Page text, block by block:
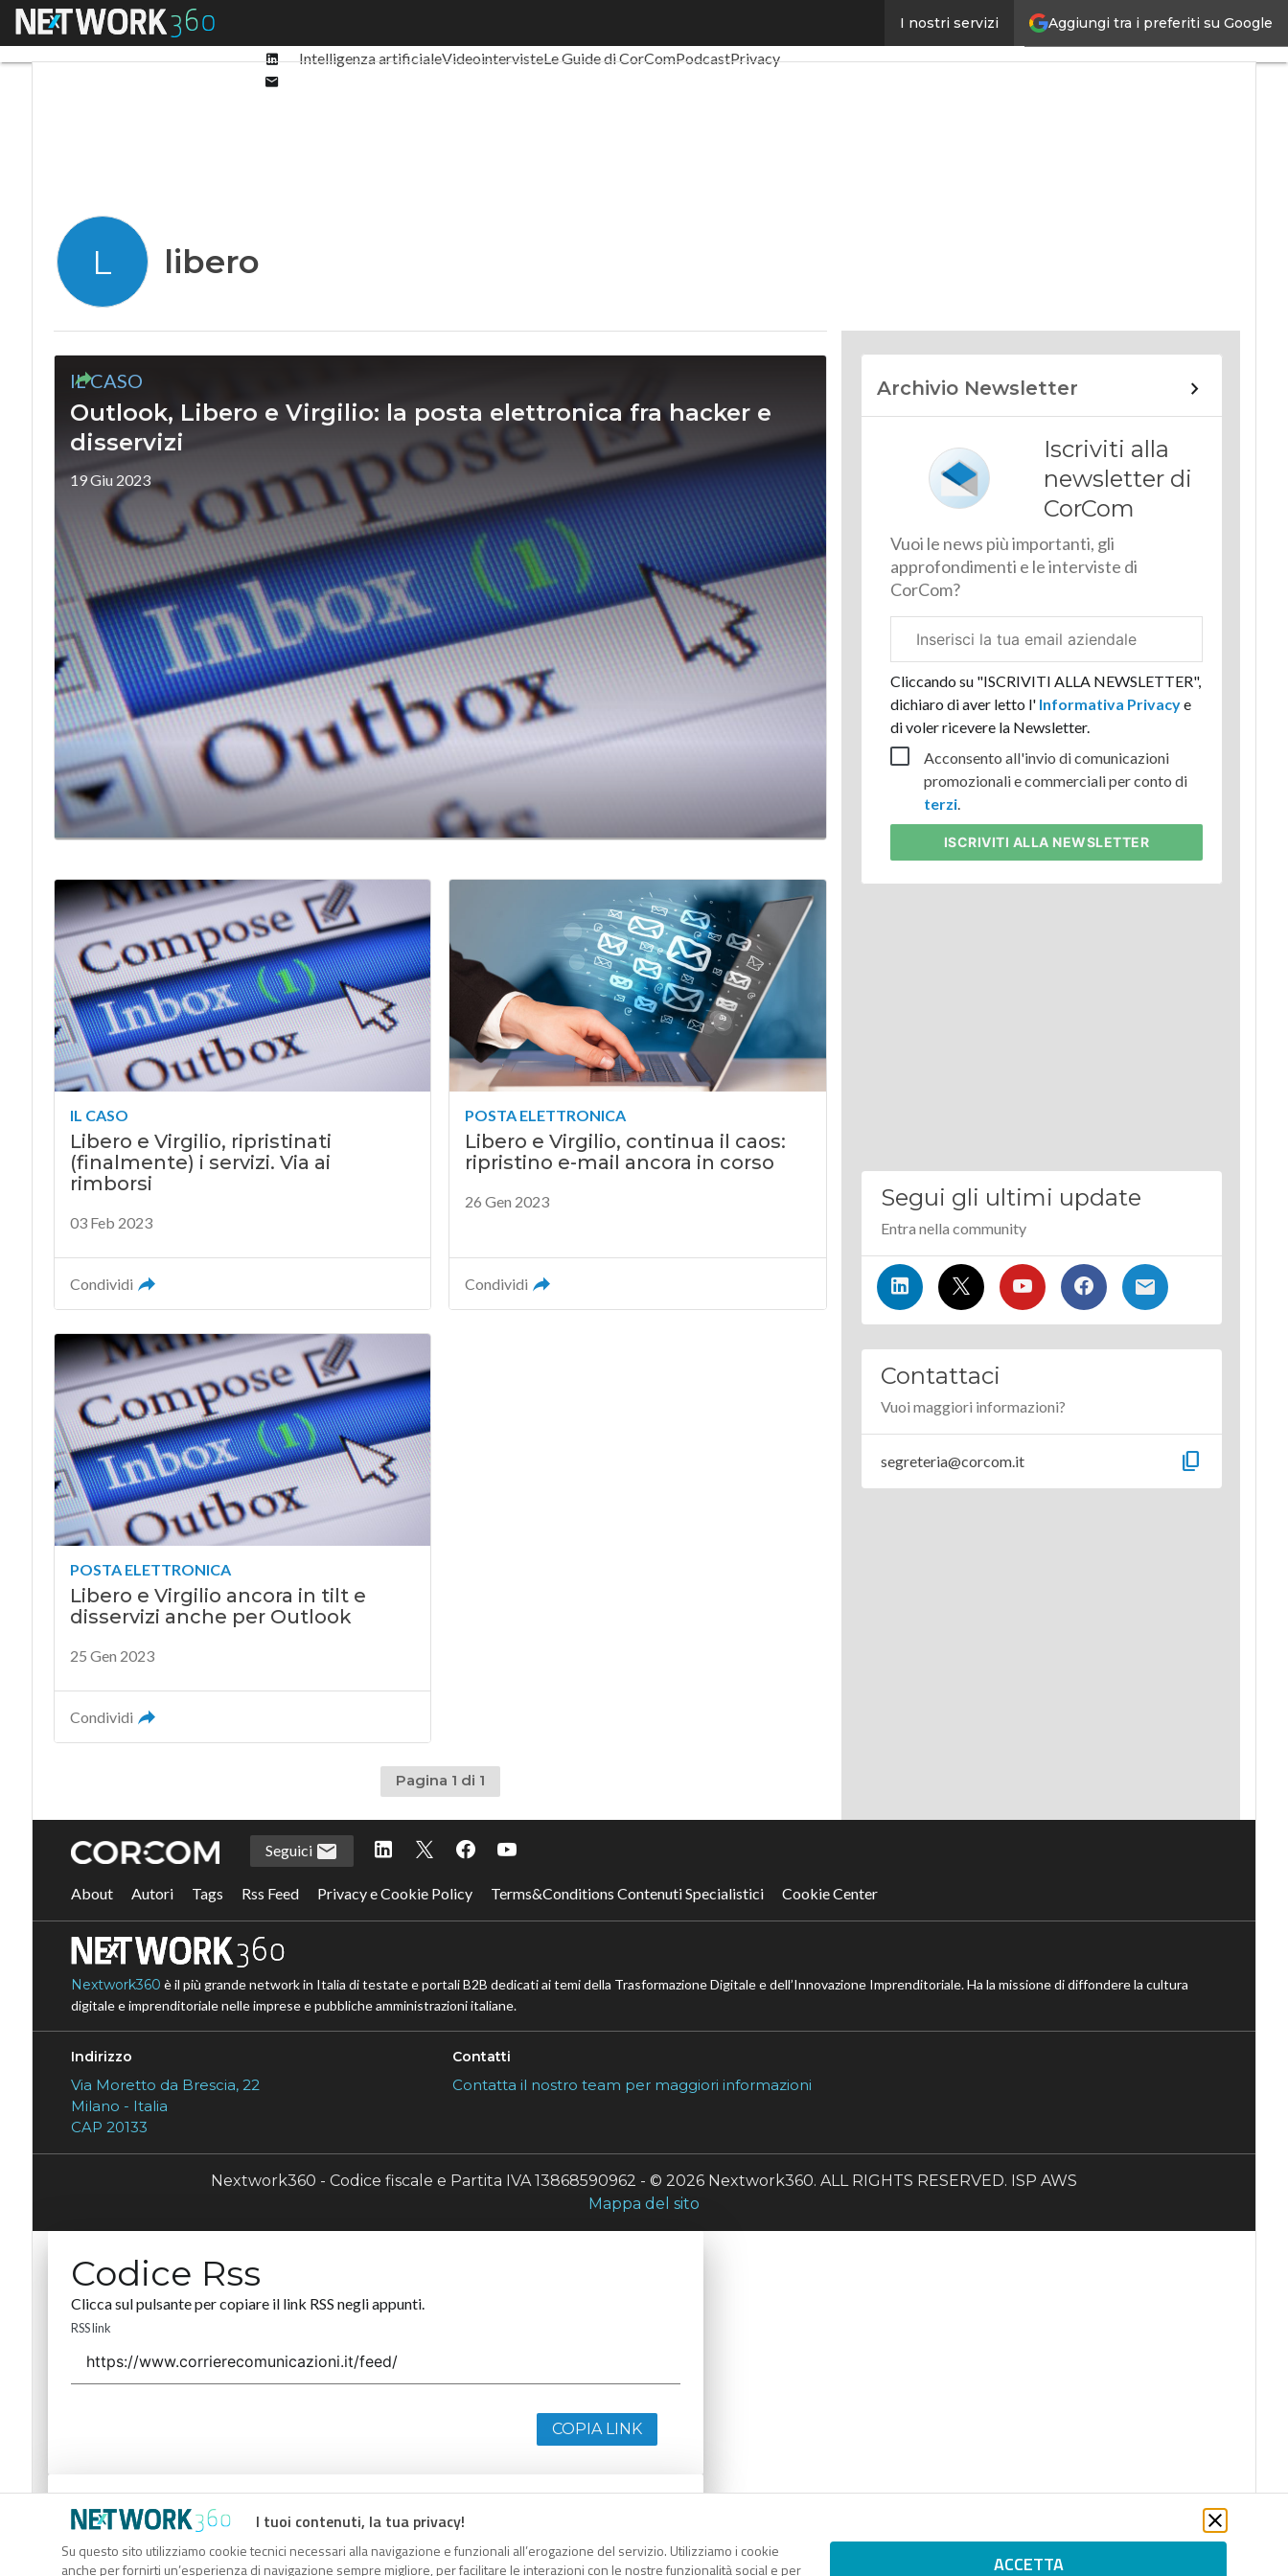
Aggiungi tra i preferiti su Google
I nostri servizi
Menu
Linkedin
Intelligenza artificialeVideointervisteLe Guide di CorComPodcastPrivacy
L libero
IL CASO
Outlook, Libero e Virgilio: la posta elettronica fra hacker e
disservizi
19 Giu 2023
IL CASO
Libero e Virgilio, ripristinati
(finalmente) i servizi. Via ai
rimborsi
03 Feb 2023
Condividi
POSTA ELETTRONICA
Libero e Virgilio, continua il caos:
ripristino e-mail ancora in corso
26 Gen 2023
Condividi
POSTA ELETTRONICA
Libero e Virgilio ancora in tilt e
disservizi anche per Outlook
25 Gen 2023
Condividi
Pagina 1 di 1
Archivio Newsletter
Iscriviti alla
newsletter di
CorCom
Vuoi le news più importanti, gli
approfondimenti e le interviste di
CorCom?
aziendale
Cliccando su "ISCRIVITI ALLA NEWSLETTER",
dichiaro di aver letto l'Informativa Privacye
di voler ricevere la Newsletter.
Acconsento all'invio di comunicazioni
promozionali e commerciali per conto di
terzi.
ISCRIVITI ALLA NEWSLETTER
Segui gli ultimi update
Entra nella community
Contattaci
Vuoi maggiori informazioni?
segreteria@corcom.it content_copy
I tuoi contenuti, la tua privacy!
Su questo sito utilizziamo cookie tecnici necessari alla navigazione e funzionali all’erogazione del servizio. Utilizziamo i cookie
anche per fornirti un’esperienza di navigazione sempre migliore, per facilitare le interazioni con le nostre funzionalità social e per
ACCETTA
Seguici
About Autori Tags Rss Feed Privacy e Cookie Policy Terms&Conditions Contenuti Specialistici Cookie Center
Nextwork360 è il più grande network in Italia di testate e portali B2B dedicati ai temi della Trasformazione Digitale e dell’Innovazione Imprenditoriale. Ha la missione di diffondere la cultura
digitale e imprenditoriale nelle imprese e pubbliche amministrazioni italiane.
Indirizzo
Via Moretto da Brescia, 22
Milano - Italia
CAP 20133
Contatti
Contatta il nostro team per maggiori informazioni
Nextwork360 - Codice fiscale e Partita IVA 13868590962 - © 2026 Nextwork360. ALL RIGHTS RESERVED. ISP AWS
Mappa del sito
Codice Rss
Clicca sul pulsante per copiare il link RSS negli appunti.
RSS link
COPIA LINK
Codice Rss
Clicca sul pulsante per copiare il link RSS negli appunti.
RSS link